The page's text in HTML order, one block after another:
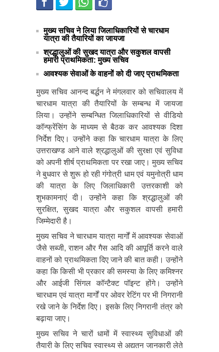
मुख्य सचिव ने लिया जिलाधिकारियों से चारधाम
यात्रा की तैयारियों का जायजा
श्रद्धालुओं की सुखद यात्रा और सकुशल वापसी
हमारी प्राथमिकता: मुख्य सचिव
आवश्यक सेवाओं के वाहनों को दी जाए प्राथमिकता
मुख्य सचिव आनन्द बर्द्धन ने मंगलवार को सचिवालय में
चारधाम यात्रा की तैयारियों के सम्बन्ध में जायजा
लिया। उन्होंने सम्बन्धित जिलाधिकारियों से वीडियो
कॉन्फ्रेंसिंग के माध्यम से बैठक कर आवश्यक दिशा
निर्देश दिए। उन्होंने कहा कि चारधाम यात्रा के लिए
उत्तराखण्ड आने वाले श्रद्धालुओं की सुरक्षा एवं सुविधा
को अपनी शीर्ष प्राथमिकता पर रखा जाए। मुख्य सचिव
ने बुधवार से शुरू हो रही गंगोत्री धाम एवं यमुनोत्री धाम
की यात्रा के लिए जिलाधिकारी उत्तरकाशी को
शुभकामनाएं दी। उन्होंने कहा कि श्रद्धालुओं की
सुरक्षित, सुखद यात्रा और सकुशल वापसी हमारी
जिम्मेदारी है।
मुख्य सचिव ने चारधाम यात्रा मार्गों में आवश्यक सेवाओं
जैसे सब्जी, राशन और गैस आदि की आपूर्ति करने वाले
वाहनों को प्राथमिकता दिए जाने की बात कही। उन्होंने
कहा कि किसी भी प्रकार की समस्या के लिए कमिश्नर
और आईजी सिंगल कॉन्टैक्ट पॉइन्ट होंगे। उन्होंने
चारधाम एवं यात्रा मार्गों पर ओवर रेटिंग पर भी निगरानी
रखे जाने के निर्देश दिए। इसके लिए निगरानी तंत्र को
बढ़ाया जाए।
मुख्य सचिव ने चारों धामों में स्वास्थ्य सुविधाओं की
तैयारी के लिए सचिव स्वास्थ्य से अद्यतन जानकारी लेते